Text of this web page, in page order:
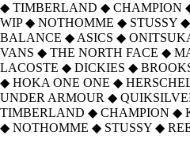
◆ TIMBERLAND ◆ CHAMPION
WIP ◆ NOTHOMME ◆ STUSSY ◆
BALANCE ◆ ASICS ◆
VANS ◆ THE NORTH FACE ◆
LACOSTE ◆ DICKIES ◆
◆ HOKA ONE ONE ◆
UNDER ARMOUR ◆
TIMBERLAND ◆ CHAMPION ◆
◆ NOTHOMME ◆ STUSSY ◆